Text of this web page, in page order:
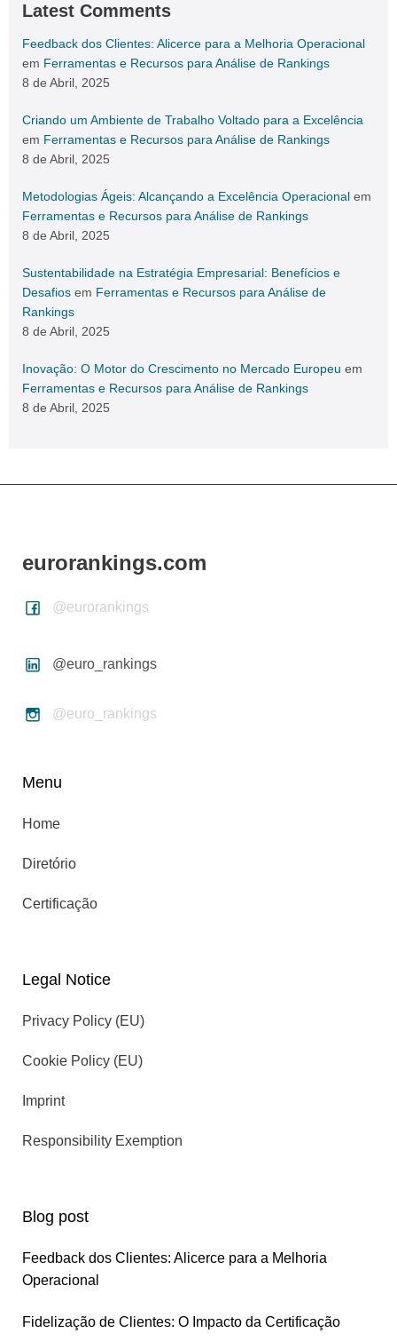
Latest Comments
Feedback dos Clientes: Alicerce para a Melhoria Operacional
em Ferramentas e Recursos para Análise de Rankings
8 de Abril, 2025
Criando um Ambiente de Trabalho Voltado para a Excelência
em Ferramentas e Recursos para Análise de Rankings
8 de Abril, 2025
Metodologias Ágeis: Alcançando a Excelência Operacional em
Ferramentas e Recursos para Análise de Rankings
8 de Abril, 2025
Sustentabilidade na Estratégia Empresarial: Benefícios e
Desafios em Ferramentas e Recursos para Análise de
Rankings
8 de Abril, 2025
Inovação: O Motor do Crescimento no Mercado Europeu em
Ferramentas e Recursos para Análise de Rankings
8 de Abril, 2025
eurorankings.com
@eurorankings
@euro_rankings
@euro_rankings
Menu
Home
Diretório
Certificação
Legal Notice
Privacy Policy (EU)
Cookie Policy (EU)
Imprint
Responsibility Exemption
Blog post
Feedback dos Clientes: Alicerce para a Melhoria
Operacional
Fidelização de Clientes: O Impacto da Certificação